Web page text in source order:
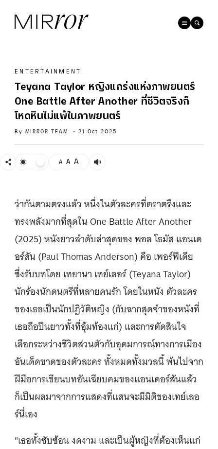
ENTERTAINMENT
Teyana Taylor หญิงแกร่งแห่งภาพยนตร์
One Battle After Another ที่ชีวิตจริงก็
โหดหินไม่แพ้ในภาพยนตร์
By MIRROR TEAM • 21 Oct 2025
A A A
ว่ากันตามตรงแล้ว หนึ่งในตัวละครที่ตราตรึงและ
ทรงพลังมากที่สุดใน One Battle After Another
(2025) หนังยาวลำดับล่าสุดของ พอล โธมัส แอนเด
อร์สัน (Paul Thomas Anderson) คือ เพอร์ฟีเดีย
ซึ่งรับบทโดย เทยานา เทย์เลอร์ (Teyana Taylor)
นักร้องนักดนตรีที่หลายคนรัก โดยในหนัง ตัวละคร
ของเธอเป็นนักปฏิวัติหญิง (กับฉากสุดจำของหนังที่
เธอถือปืนยาวทั้งที่อุ้มท้องแก่) และการตัดสินใจ
เลือกระหว่างชีวิตส่วนตัวกับอุดมการณ์ทางการเมือง
อันเด็ดขาดของตัวละคร ทั้งหมดทั้งมวลนี้ พ้นไปจาก
ฝีมือการเขียนบทอันเฉียบคมของแอนเดอร์สันแล้ว
ก็เป็นผลมาจากการแสดงที่แสนจะมีมิติของเทย์เลอ
ร์นี่เอง
"เธอทั้งซับซ้อน งดงาม และเป็นผู้หญิงที่ต้องเห็นแก่